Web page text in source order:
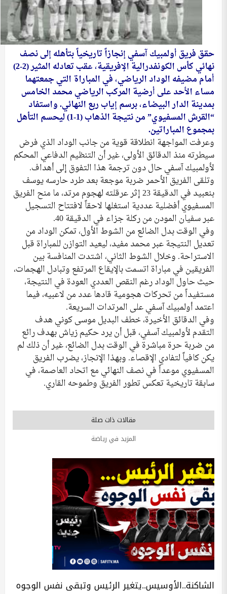
حقق فريق أولمبيك آسفي إنجازاً تاريخياً بتأهله إلى نصف
نهائي كأس الكونفدرالية الإفريقية، عقب تعادله المثير (2-2)
أمام مضيفه الوداد الرياضي، في المباراة التي جمعتهما
مساء الأحد على أرضية المركب الرياضي محمد الخامس
بمدينة الدار البيضاء، برسم إياب ربع النهائي. واستفاد
“القرش المسفيوي” من نتيجة الذهاب (1-1) ليحسم التأهل
بمجموع المباراتين.
وعرفت المواجهة انطلاقة قوية من جانب الوداد الذي فرض
سيطرته منذ الدقائق الأولى، غير أن التنظيم الدفاعي المحكم
لأولمبيك آسفي حال دون ترجمة هذا التفوق إلى أهداف.
وتلقى الفريق الأحمر ضربة موجعة بعد طرد حارسه يوسف
بنعبيد في الدقيقة 23 إثر عرقلته لهجوم مرتد، ما منح الفريق
المسفيوي أفضلية عددية استغلها لاحقاً لافتتاح التسجيل
عبر سفيان المودن من ركلة جزاء في الدقيقة 40.
وفي الوقت بدل الضائع من الشوط الأول، تمكن الوداد من
تعديل النتيجة عبر محمد مفيد، ليعيد التوازن للمباراة قبل
الاستراحة. وخلال الشوط الثاني، اشتدت المنافسة بين
الفريقين في مباراة اتسمت بالإيقاع المرتفع وتبادل الهجمات،
حيث حاول الوداد رغم النقص العددي العودة في النتيجة،
مستفيداً من تحركات هجومية قادها عدد من لاعبيه، فيما
اعتمد أولمبيك آسفي على المرتدات السريعة.
وفي الدقائق الأخيرة، خطف البديل موسى كوني هدف
التقدم لأولمبيك آسفي، قبل أن يرد حكيم زياش بهدف رائع
من ضربة حرة مباشرة في الوقت بدل الضائع، غير أن ذلك لم
يكن كافياً لتفادي الإقصاء. وبهذا الإنجاز، يضرب الفريق
المسفيوي موعداً في نصف النهائي مع اتحاد العاصمة، في
سابقة تاريخية تعكس تطور الفريق وطموحه القاري.
مقالات ذات صلة
المزيد في رياضة
الشاكنة..الأوسيس..يتغير الرئيس وتبقى نفس الوجوه